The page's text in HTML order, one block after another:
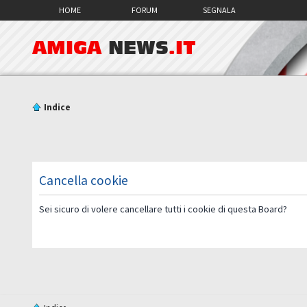
HOME FORUM SEGNALA
AMIGA NEWS.IT
Indice
Cancella cookie
Sei sicuro di volere cancellare tutti i cookie di questa Board?